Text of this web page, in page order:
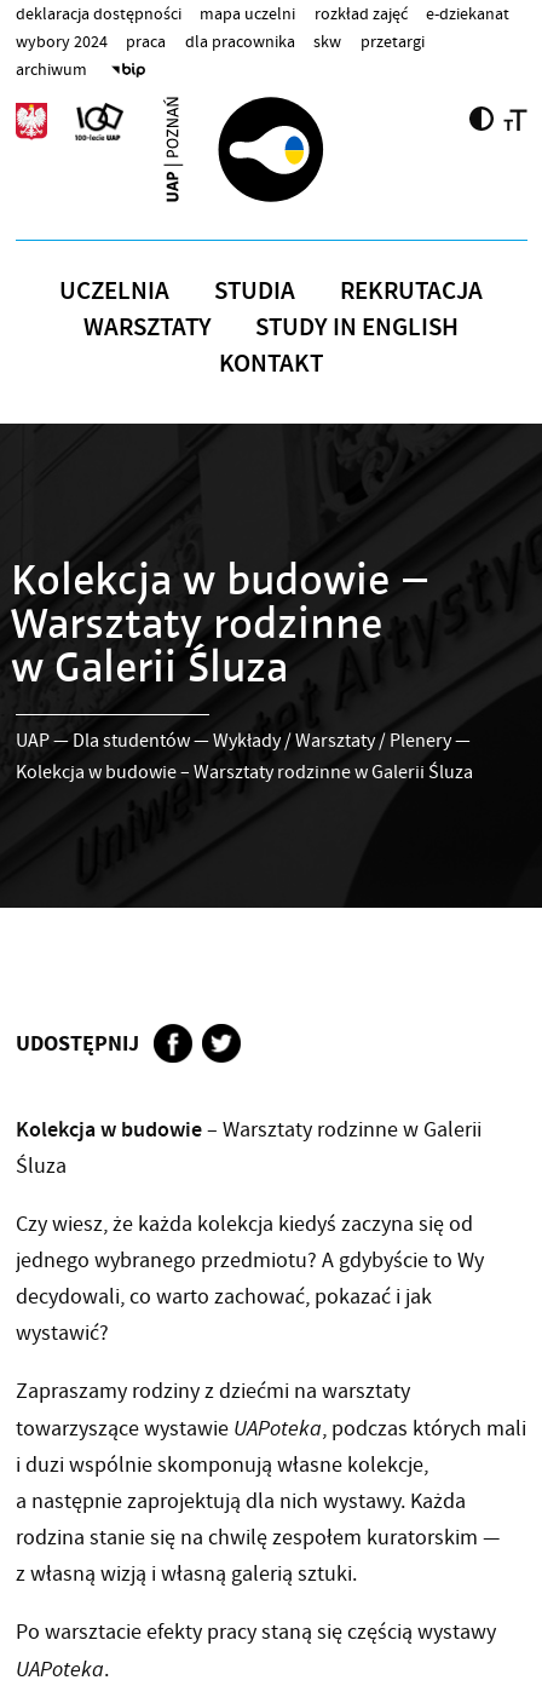
Przejdź do treści
deklaracja dostępności mapa uczelni rozkład zajęć
e-dziekanat
wybory 2024
praca dla pracownika skw
przetargi
archiwum
UCZELNIA STUDIA
REKRUTACJA
WARSZTATY
STUDY IN ENGLISH
KONTAKT
Kolekcja w budowie –
Warsztaty rodzinne
w Galerii Śluza
UAP— Dla studentów—Wykłady / Warsztaty / Plenery—
Kolekcja w budowie – Warsztaty rodzinne w Galerii Śluza
UDOSTĘPNIJ
Kolekcja w budowie– Warsztaty rodzinne w Galerii
Śluza
Czy wiesz, że każda kolekcja kiedyś zaczyna się od
jednego wybranego przedmiotu? A gdybyście to Wy
decydowali, co warto zachować, pokazać i jak
wystawić?
Zapraszamy rodziny z dziećmi na warsztaty
towarzyszące wystawie UAPoteka, podczas których mali
i duzi wspólnie skomponują własne kolekcje,
a następnie zaprojektują dla nich wystawy. Każda
rodzina stanie się na chwilę zespołem kuratorskim —
z własną wizją i własną galerią sztuki.
Po warsztacie efekty pracy staną się częścią wystawy
UAPoteka.